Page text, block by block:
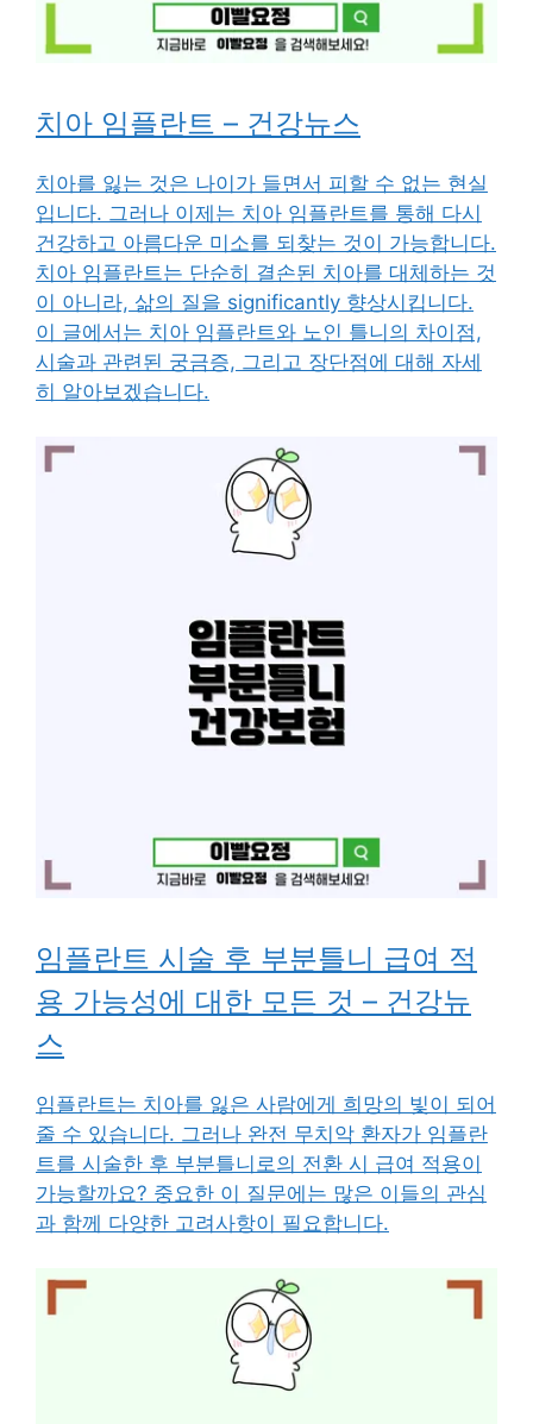
치아 임플란트 – 건강뉴스
치아를 잃는 것은 나이가 들면서 피할 수 없는 현실
입니다. 그러나 이제는 치아 임플란트를 통해 다시
건강하고 아름다운 미소를 되찾는 것이 가능합니다.
치아 임플란트는 단순히 결손된 치아를 대체하는 것
이 아니라, 삶의 질을 significantly 향상시킵니다.
이 글에서는 치아 임플란트와 노인 틀니의 차이점,
시술과 관련된 궁금증, 그리고 장단점에 대해 자세
히 알아보겠습니다.
임플란트 시술 후 부분틀니 급여 적
용 가능성에 대한 모든 것 – 건강뉴
스
임플란트는 치아를 잃은 사람에게 희망의 빛이 되어
줄 수 있습니다. 그러나 완전 무치악 환자가 임플란
트를 시술한 후 부분틀니로의 전환 시 급여 적용이
가능할까요? 중요한 이 질문에는 많은 이들의 관심
과 함께 다양한 고려사항이 필요합니다.